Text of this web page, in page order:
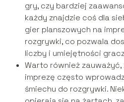
gry, czy bardziej
każdy znajdzie coś dla
gier planszowych na
rozgrywki, co pozwala
liczby i umiejętności
Warto również
imprezę często
śmiechu do rozgrywki.